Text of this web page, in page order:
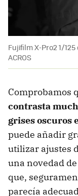
Fujifilm X-Pro2 1/
ACROS
Comprobamos
contrasta
grises oscuros
puede añadir
utilizar ajustes
una novedad
que,
parecía